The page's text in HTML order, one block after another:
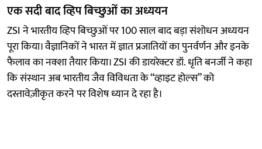
एक सदी बाद व्हिप बिच्छुओं का अध्ययन
ZSI ने भारतीय व्हिप बिच्छुओं पर 100 साल बाद बड़ा संशोधन अध्ययन
पूरा किया। वैज्ञानिकों ने भारत में ज्ञात प्रजातियों का पुनर्वर्णन और इनके
फैलाव का नक्शा तैयार किया। ZSI की डायरेक्टर डॉ. धृति बनर्जी ने कहा
कि संस्थान अब भारतीय जैव विविधता के “व्हाइट होल्स” को
दस्तावेज़ीकृत करने पर विशेष ध्यान दे रहा है।